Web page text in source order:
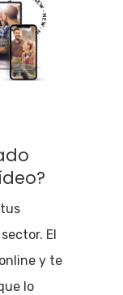
El
y te
lo